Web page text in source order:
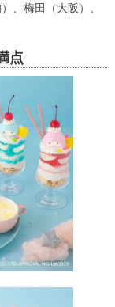
、梅田（大阪）、
点